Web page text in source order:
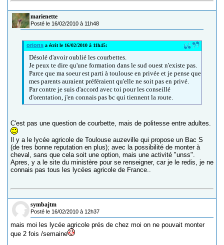
marienette
Posté le 16/02/2010 à 11h48
orions a écrit le 16/02/2010 à 11h45:
Désolé d'avoir oublié les courbettes.
Je peux te dire qu'une formation dans le sud ouest n'existe pas.
Parce que ma soeur est parti à toulouse en privée et je pense que
mes parents auraient préféraient qu'elle ne soit pas en privé.
Par contre je suis d'accord avec toi pour les conseillé
d'orentation, j'en connais pas bc qui tiennent la route.
C'est pas une question de courbette, mais de politesse entre adultes.
Il y a le lycée agricole de Toulouse auzeville qui propose un Bac S
(de tres bonne reputation en plus); avec la possibilité de monter à
cheval, sans que cela soit une option, mais une activité "unss".
Apres, y a le site du ministère pour se renseigner, car je le redis, je ne
connais pas tous les lycées agricole de France..
symbajtm
Posté le 16/02/2010 à 12h37
mais moi les lycée agricole prés de chez moi on ne pouvait monter
que 2 fois /semaine